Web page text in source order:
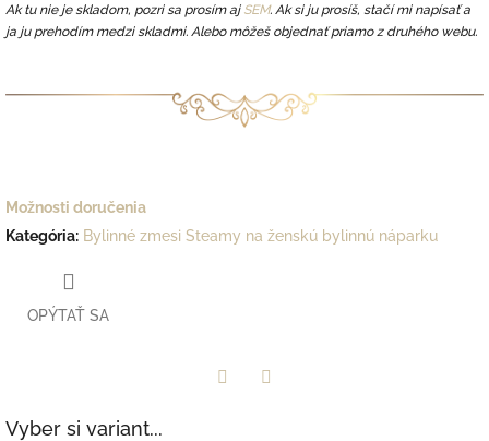
Ak tu nie je skladom, pozri sa prosím aj SEM. Ak si ju prosíš, stačí mi napísať a
ja ju prehodím medzi skladmi. Alebo môžeš objednať priamo z druhého webu.
Možnosti doručenia
Kategória: Bylinné zmesi Steamy na ženskú bylinnú náparku
OPÝTAŤ SA
Vyber si variant...